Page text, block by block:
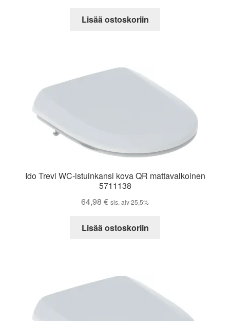
Lisää ostoskoriin
Ido Trevi WC-istuinkansi kova QR mattavalkoinen
5711138
64,98 € sis. alv 25,5%
Lisää ostoskoriin